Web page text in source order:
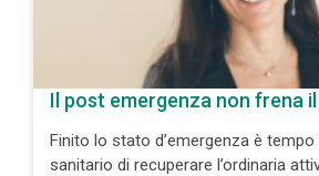
Il post emergenza non frena
Finito lo stato d’emergenza è
sanitario di recuperare l’ordinaria